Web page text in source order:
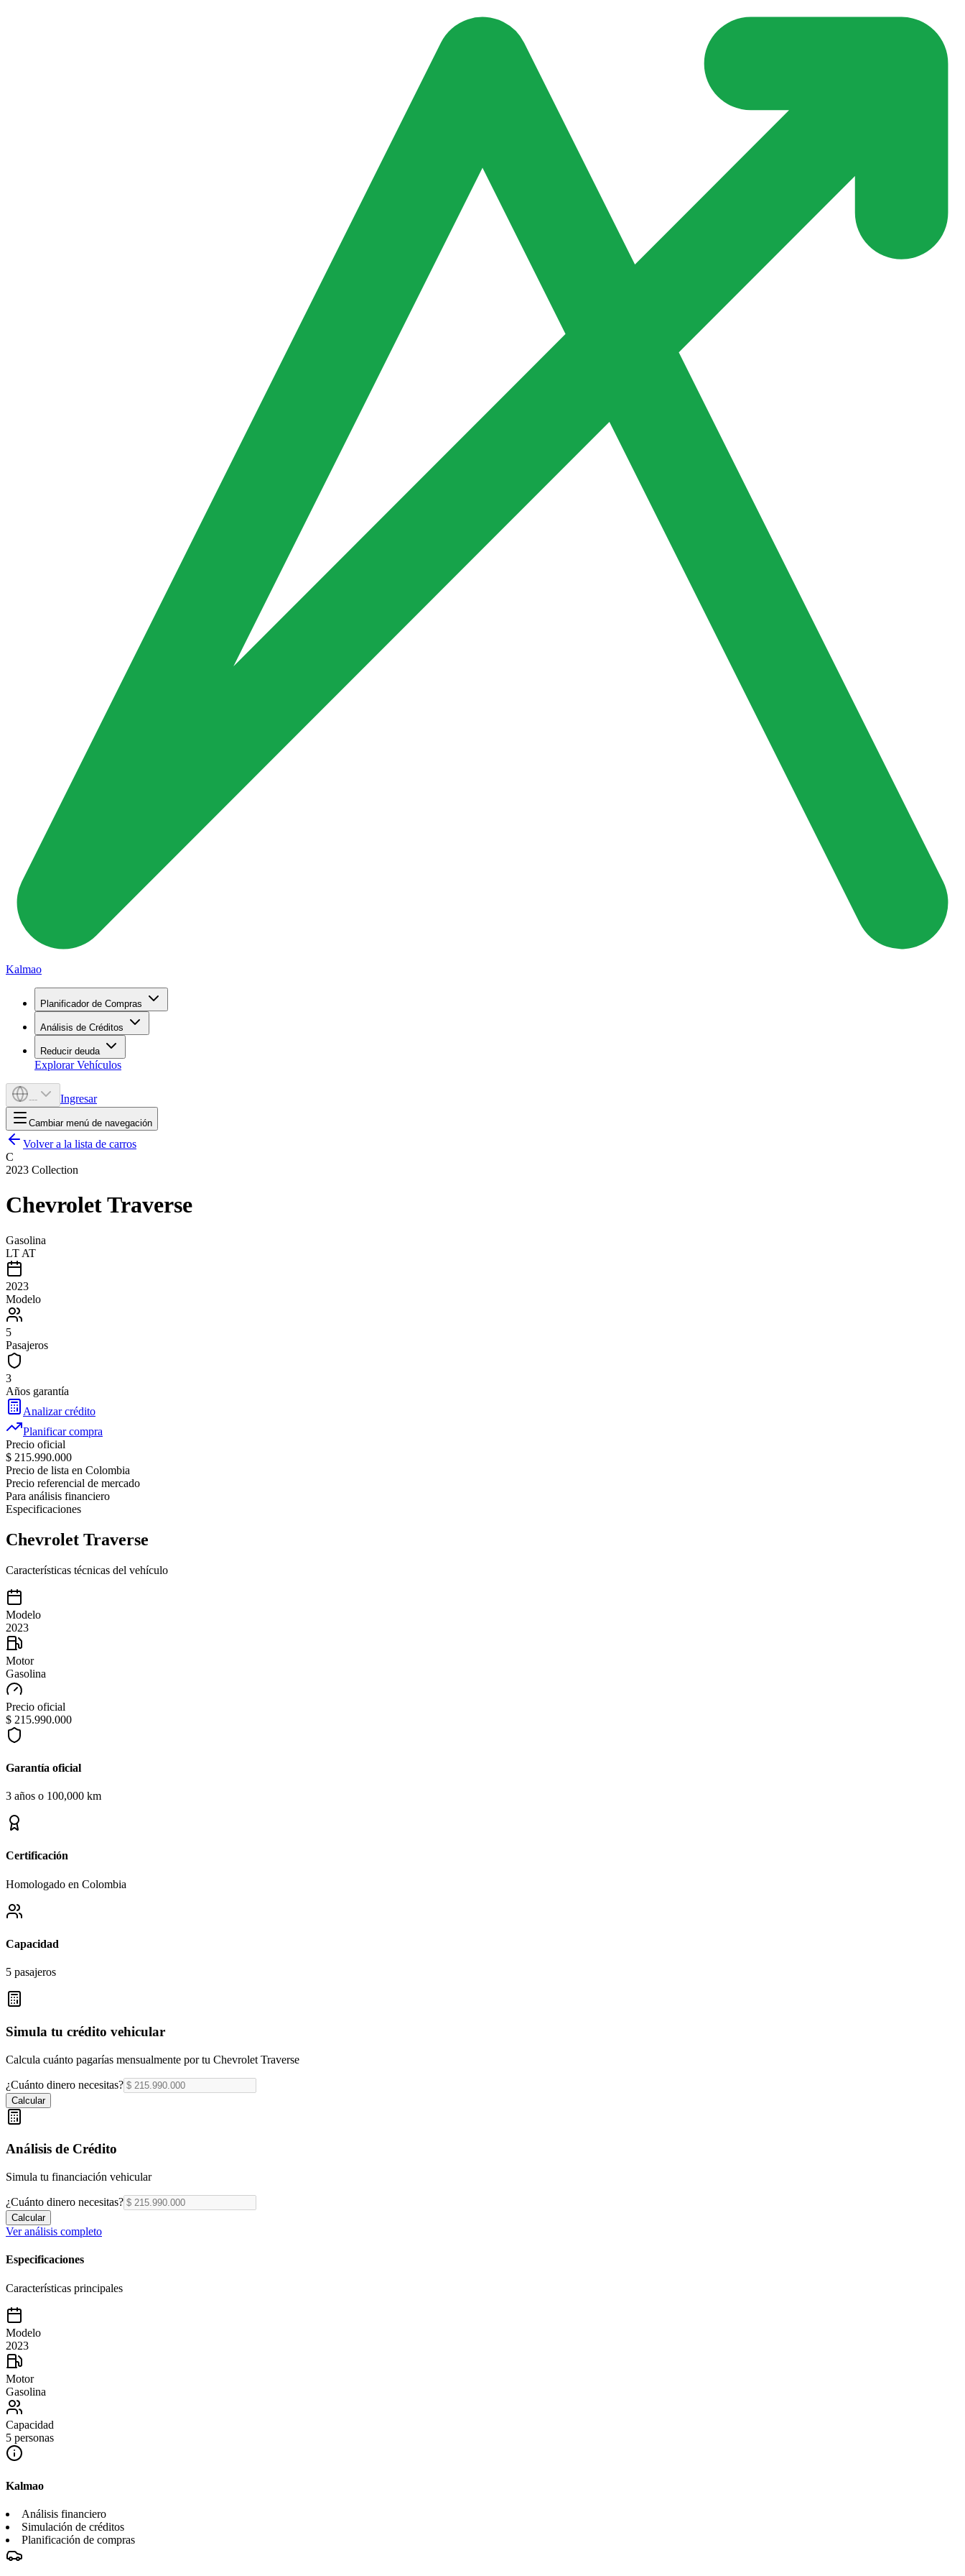
Kalmao
Planificador de Compras
Análisis de Créditos
Reducir deuda
Explorar Vehículos
--- Ingresar
Cambiar menú de navegación
Volver a la lista de carros
C
2023 Collection
ChevroletTraverse
Gasolina
LT AT
2023
Modelo
5
Pasajeros
3
Años garantía
Analizar crédito
Planificar compra
Precio oficial
$ 215.990.000
Precio de lista en Colombia
Precio referencial de mercado
Para análisis financiero
Especificaciones
Chevrolet Traverse
Características técnicas del vehículo
Modelo
2023
Motor
Gasolina
Precio oficial
$ 215.990.000
Garantía oficial
3 años o 100,000 km
Certificación
Homologado en Colombia
Capacidad
5 pasajeros
Simula tu crédito vehicular
Calcula cuánto pagarías mensualmente por tu Chevrolet Traverse
¿Cuánto dinero necesitas?
Calcular
Análisis de Crédito
Simula tu financiación vehicular
¿Cuánto dinero necesitas?
Calcular
Ver análisis completo
Especificaciones
Características principales
Modelo
2023
Motor
Gasolina
Capacidad
5 personas
Kalmao
Análisis financiero
Simulación de créditos
Planificación de compras